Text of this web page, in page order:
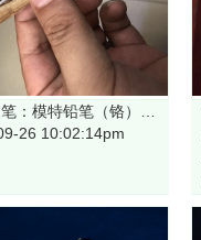
26 10:02:14pm